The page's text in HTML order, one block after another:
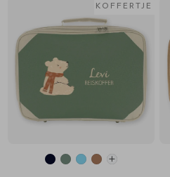
KOFFERTJE